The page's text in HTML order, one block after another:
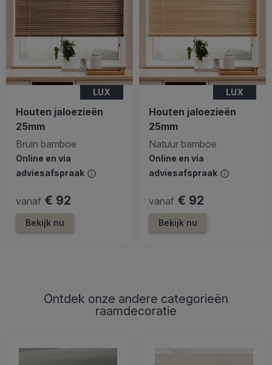
LUX
Houten jaloezieën
25mm
Bruin bamboe
Online en via
adviesafspraak
vanaf € 92
Bekijk nu
LUX
Houten jaloezieën
25mm
Natuur bamboe
Online en via
adviesafspraak
vanaf € 92
Bekijk nu
Ontdek onze andere categorieën
raamdecoratie